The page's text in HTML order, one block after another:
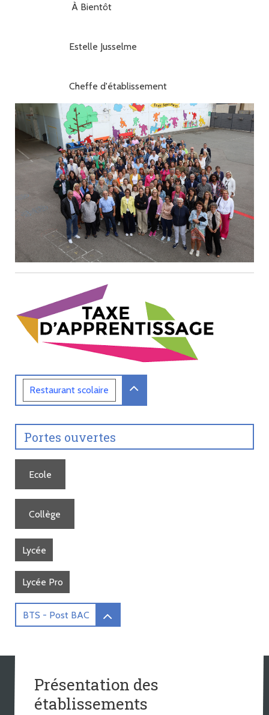
À Bientôt
Estelle Jusselme
Cheffe d'établissement
Restaurantscolaire
Portes ouvertes
Ecole
Collège
Lycée
Lycée Pro
BTS - Post BAC
Présentation des
établissements